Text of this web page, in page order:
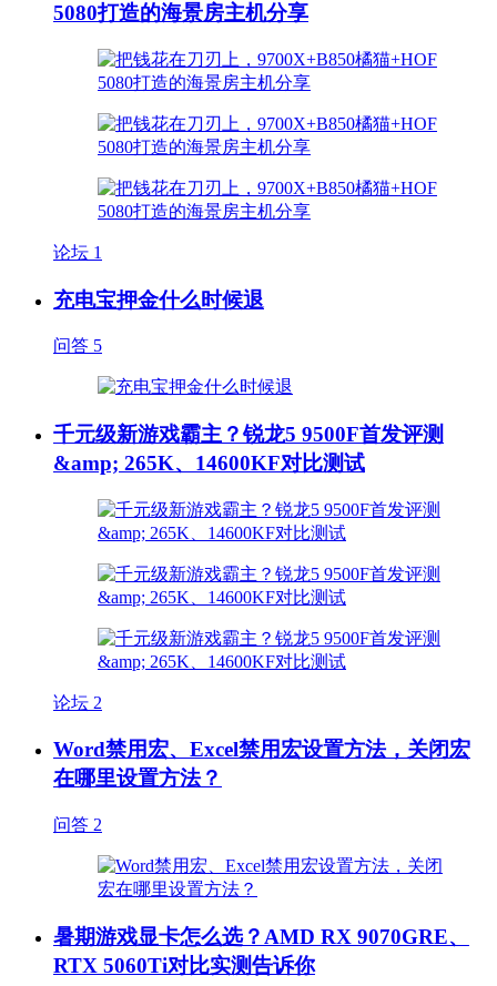
5080打造的海景房主机分享
论坛 1
充电宝押金什么时候退
问答 5
千元级新游戏霸主？锐龙5 9500F首发评测
&amp; 265K、14600KF对比测试
论坛 2
Word禁用宏、Excel禁用宏设置方法，关闭宏
在哪里设置方法？
问答 2
暑期游戏显卡怎么选？AMD RX 9070GRE、
RTX 5060Ti对比实测告诉你